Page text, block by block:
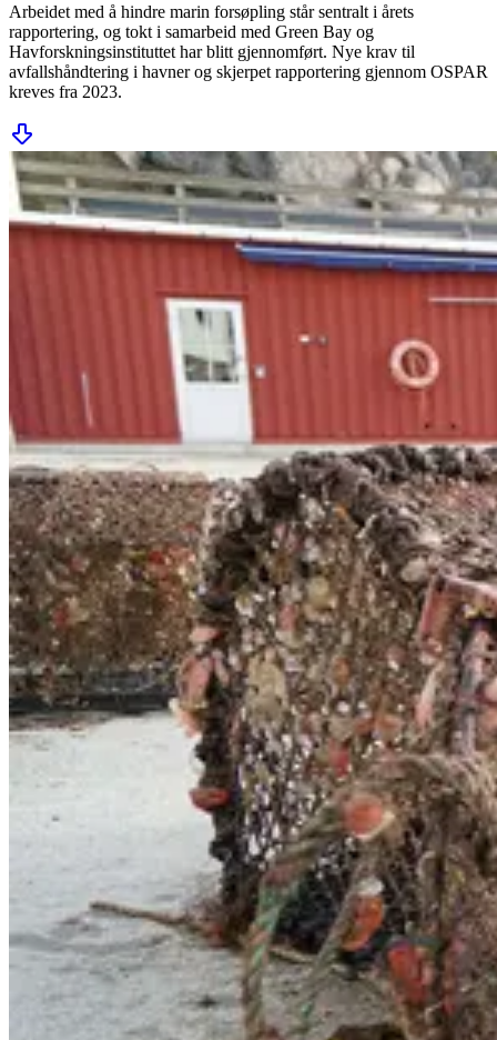
Arbeidet med å hindre marin forsøpling står sentralt i årets
rapportering, og tokt i samarbeid med Green Bay og
Havforskningsinstituttet har blitt gjennomført. Nye krav til
avfallshåndtering i havner og skjerpet rapportering gjennom OSPAR
kreves fra 2023.